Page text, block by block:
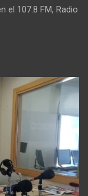
el 107.8 FM, Radio